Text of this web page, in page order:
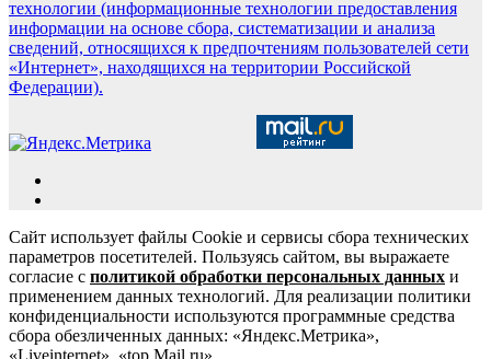
технологии (информационные технологии предоставления
информации на основе сбора, систематизации и анализа
сведений, относящихся к предпочтениям пользователей сети
«Интернет», находящихся на территории Российской
Федерации).
Сайт использует файлы Cookie и сервисы сбора технических
параметров посетителей. Пользуясь сайтом, вы выражаете
согласие с политикой обработки персональных данных и
применением данных технологий. Для реализации политики
конфиденциальности используются программные средства
сбора обезличенных данных: «Яндекс.Метрика»,